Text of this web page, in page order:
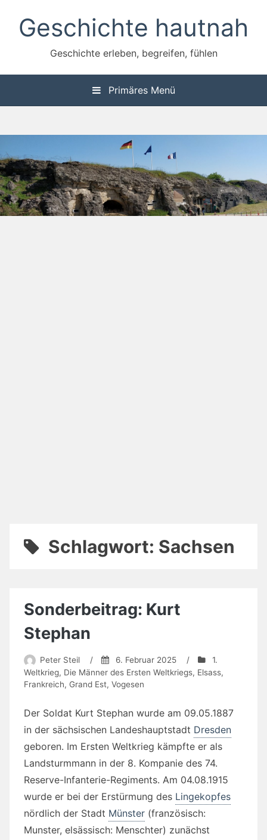
Inhalt
springenGeschichte hautnah
Geschichte erleben, begreifen, fühlen
Primäres Menü
Schlagwort: Sachsen
Sonderbeitrag: Kurt
Stephan
Peter Steil / 6. Februar 2025 /
1.
Weltkrieg, Die Männer des Ersten Weltkriegs, Elsass,
Frankreich, Grand Est, Vogesen
Der Soldat Kurt Stephan wurde am 09.05.1887
in der sächsischen Landeshauptstadt Dresden
geboren. Im Ersten Weltkrieg kämpfte er als
Landsturmmann in der 8. Kompanie des 74.
Reserve-Infanterie-Regiments. Am 04.08.1915
wurde er bei der Erstürmung des Lingekopfes
nördlich der Stadt Münster (französisch:
Munster, elsässisch: Menschter) zunächst